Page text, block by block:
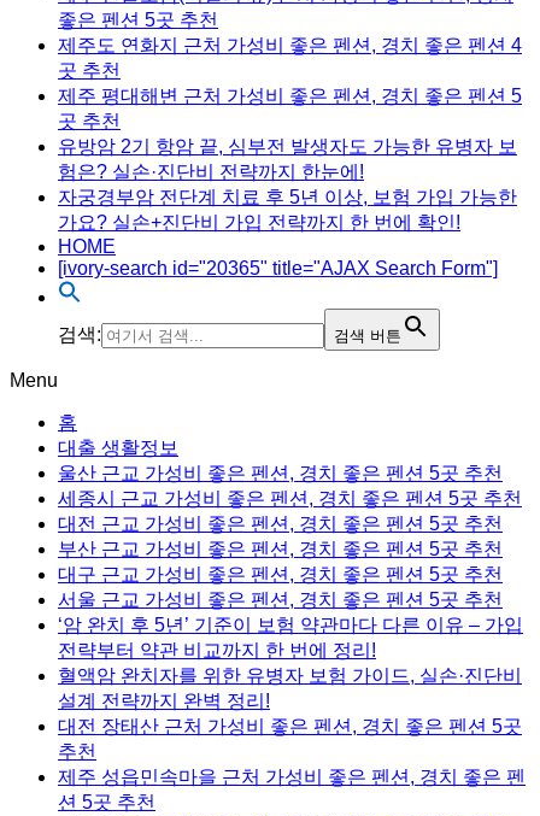
좋은 펜션 5곳 추천
제주도 연화지 근처 가성비 좋은 펜션, 경치 좋은 펜션 4
곳 추천
제주 평대해변 근처 가성비 좋은 펜션, 경치 좋은 펜션 5
곳 추천
유방암 2기 항암 끝, 심부전 발생자도 가능한 유병자 보
험은? 실손·진단비 전략까지 한눈에!
자궁경부암 전단계 치료 후 5년 이상, 보험 가입 가능한
가요? 실손+진단비 가입 전략까지 한 번에 확인!
HOME
[ivory-search id="20365" title="AJAX Search Form"]
검색: 검색 버튼
Menu
홈
대출 생활정보
울산 근교 가성비 좋은 펜션, 경치 좋은 펜션 5곳 추천
세종시 근교 가성비 좋은 펜션, 경치 좋은 펜션 5곳 추천
대전 근교 가성비 좋은 펜션, 경치 좋은 펜션 5곳 추천
부산 근교 가성비 좋은 펜션, 경치 좋은 펜션 5곳 추천
대구 근교 가성비 좋은 펜션, 경치 좋은 펜션 5곳 추천
서울 근교 가성비 좋은 펜션, 경치 좋은 펜션 5곳 추천
‘암 완치 후 5년’ 기준이 보험 약관마다 다른 이유 – 가입
전략부터 약관 비교까지 한 번에 정리!
혈액암 완치자를 위한 유병자 보험 가이드, 실손·진단비
설계 전략까지 완벽 정리!
대전 장태산 근처 가성비 좋은 펜션, 경치 좋은 펜션 5곳
추천
제주 성읍민속마을 근처 가성비 좋은 펜션, 경치 좋은 펜
션 5곳 추천